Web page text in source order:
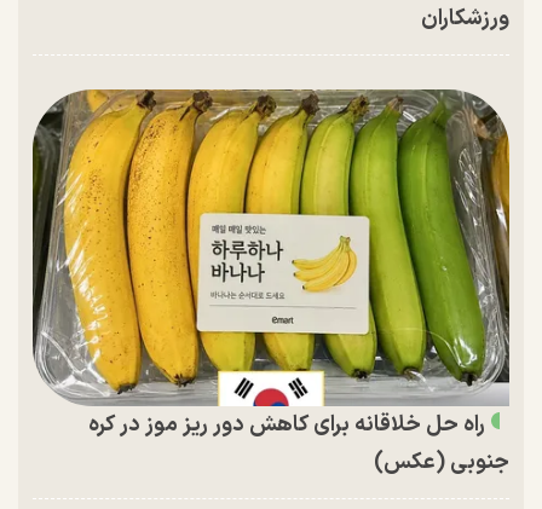
ورزشکاران
راه حل خلاقانه برای کاهش دور ریز موز در کره
جنوبی (عکس)